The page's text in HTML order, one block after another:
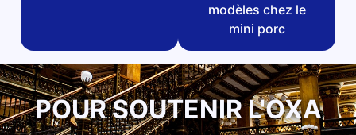
modèles chez le
mini porc
POUR SOUTENIR L'OXA